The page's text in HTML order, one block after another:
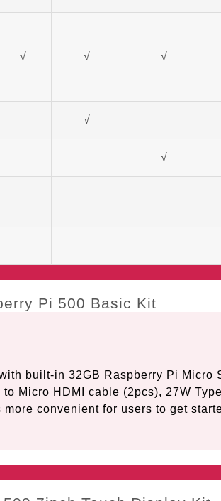
√ √ √
√
√
built-in 32GB Raspberry Pi Micro
Micro HDMI cable (2pcs), 27W
convenient for users to get